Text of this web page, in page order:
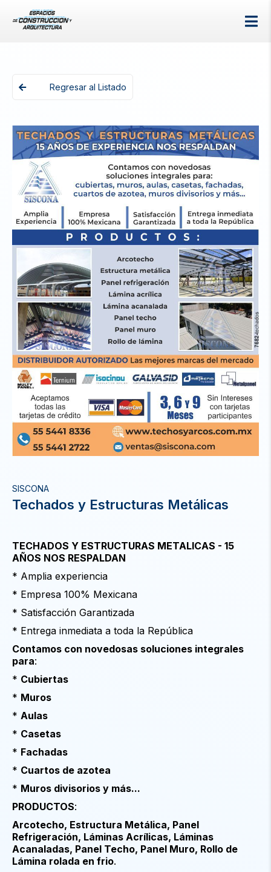
Regresar al Listado
SISCONA
Techados y Estructuras Metálicas
TECHADOS Y ESTRUCTURAS METALICAS - 15
AÑOS NOS RESPALDAN
* Amplia experiencia
* Empresa 100% Mexicana
* Satisfacción Garantizada
* Entrega inmediata a toda la República
Contamos con novedosas soluciones integrales
para:
* Cubiertas
* Muros
* Aulas
* Casetas
* Fachadas
* Cuartos de azotea
* Muros divisorios y más...
PRODUCTOS:
Arcotecho, Estructura Metálica, Panel
Refrigeración, Láminas Acrílicas, Láminas
Acanaladas, Panel Techo, Panel Muro, Rollo de
Lámina rolada en frio.